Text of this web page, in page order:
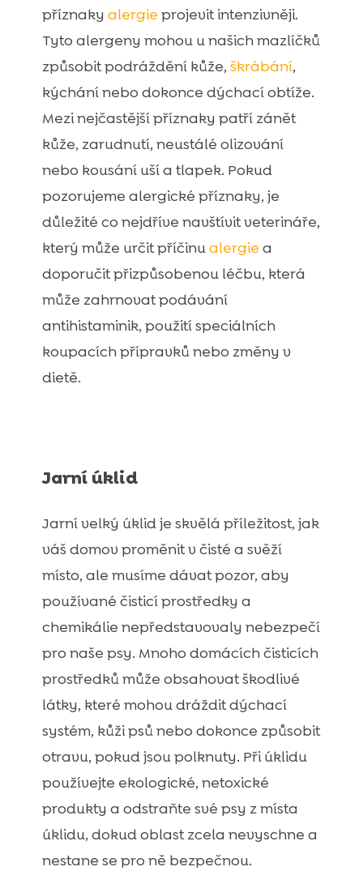
příznaky alergie projevit intenzivněji.
Tyto alergeny mohou u našich mazlíčků
způsobit podráždění kůže, škrábání,
kýchání nebo dokonce dýchací obtíže.
Mezi nejčastější příznaky patří zánět
kůže, zarudnutí, neustálé olizování
nebo kousání uší a tlapek. Pokud
pozorujeme alergické příznaky, je
důležité co nejdříve navštívit veterináře,
který může určit příčinualergie a
doporučit přizpůsobenou léčbu, která
může zahrnovat podávání
antihistaminik, použití speciálních
koupacích přípravků nebo změny v
dietě.
Jarní úklid
Jarní velký úklid je skvělá příležitost, jak
váš domov proměnit v čisté a svěží
místo, ale musíme dávat pozor, aby
používané čisticí prostředky a
chemikálie nepředstavovaly nebezpečí
pro naše psy. Mnoho domácích čisticích
prostředků může obsahovat škodlivé
látky, které mohou dráždit dýchací
systém, kůži psů nebo dokonce způsobit
otravu, pokud jsou polknuty. Při úklidu
používejte ekologické, netoxické
produkty a odstraňte své psy z místa
úklidu, dokud oblast zcela nevyschne a
nestane se pro ně bezpečnou.